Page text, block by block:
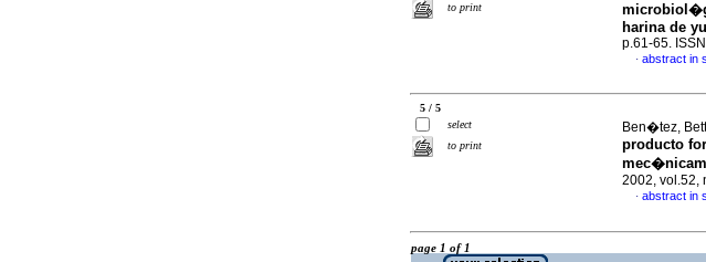
to print
harina de
p.61-65.
· abstract in
5 / 5
select
to print
Ben�tez,
producto
2002, vol.52,
· abstract in
page 1 of 1